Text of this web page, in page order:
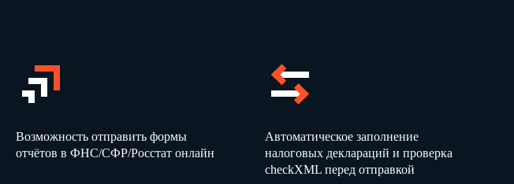
Возможность отправить формы
отчётов в ФНС/СФР/Росстат онлайн
Автоматическое заполнение
налоговых деклараций и проверка
checkXML перед отправкой